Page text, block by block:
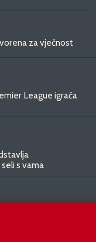
za vječnost
League igrača
s vama
limuzinu veću od
domet do 1.000